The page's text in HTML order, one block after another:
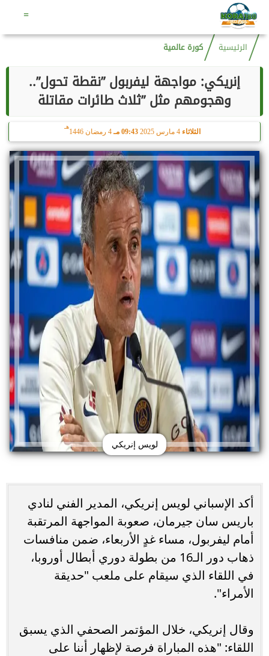
=
الرئيسية كورة عالمية
إنريكي: مواجهة ليفربول ”نقطة تحول”..
وهجومهم مثل ”ثلاث طائرات مقاتلة
الثلاثاء 4 مارس 2025 09:43 مـ 4 رمضان 1446
هـ
لويس إنريكي
أكد الإسباني لويس إنريكي، المدير الفني لنادي
باريس سان جيرمان، صعوبة المواجهة المرتقبة
أمام ليفربول، مساء غدٍ الأربعاء، ضمن منافسات
ذهاب دور الـ16 من بطولة دوري أبطال أوروبا،
في اللقاء الذي سيقام على ملعب "حديقة
الأمراء".
وقال إنريكي، خلال المؤتمر الصحفي الذي يسبق
اللقاء: "هذه المباراة فرصة لإظهار أننا على